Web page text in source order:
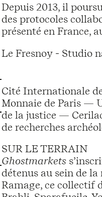
Depuis 2013, il
des protocoles
présenté en France,
Le Fresnoy - Studio
Cité Internationale
Monnaie de Paris —
de la justice —
de recherches
SUR LE TERRAIN
Ghostmarkets
détenus au sein de
Ramage, ce collectif